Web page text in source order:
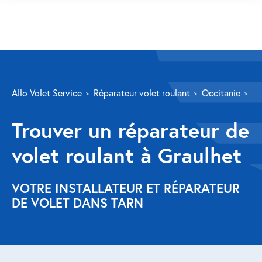
Volet roulant
Réparation
Volet roulant Velux
Réparation store banne
Allo Volet Service Réparateur volet roulant Occitanie
Trouver un réparateur de
volet roulant à Graulhet
VOTRE INSTALLATEUR ET RÉPARATEUR
DE VOLET DANS TARN